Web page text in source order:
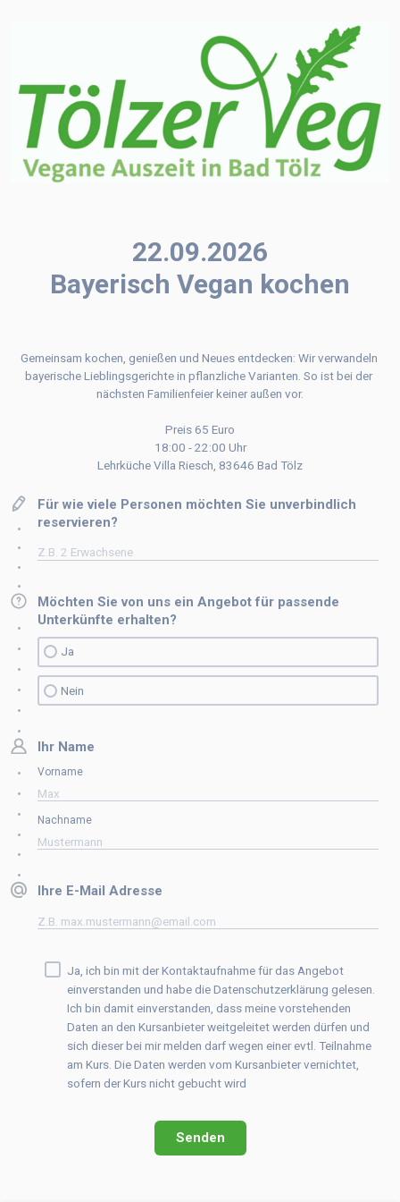
22.09.2026
Bayerisch Vegan kochen
Gemeinsam kochen, genießen und Neues entdecken: Wir verwandeln
bayerische Lieblingsgerichte in pflanzliche Varianten. So ist bei der
nächsten Familienfeier keiner außen vor.
Preis 65 Euro
18:00 - 22:00 Uhr
Lehrküche Villa Riesch, 83646 Bad Tölz
Für wie viele Personen möchten Sie unverbindlich
reservieren?
Möchten Sie von uns ein Angebot für passende
Unterkünfte erhalten?
Ja
Nein
Ihr Name
Vorname
Nachname
Ihre E-Mail Adresse
Ja, ich bin mit der Kontaktaufnahme für das Angebot
einverstanden und habe die Datenschutzerklärung gelesen.
Ich bin damit einverstanden, dass meine vorstehenden
Daten an den Kursanbieter weitgeleitet werden dürfen und
sich dieser bei mir melden darf wegen einer evtl. Teilnahme
am Kurs. Die Daten werden vom Kursanbieter vernichtet,
sofern der Kurs nicht gebucht wird
Senden